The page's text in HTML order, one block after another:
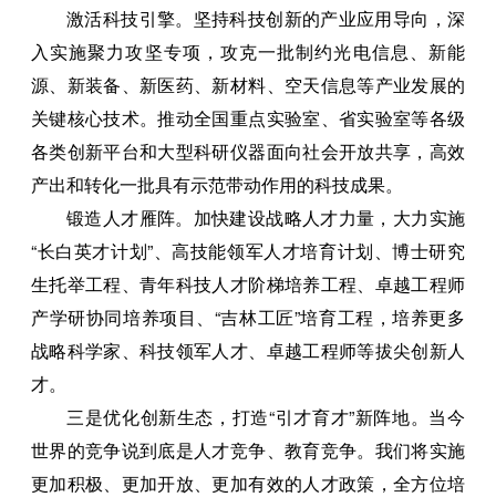
激活科技引擎。坚持科技创新的产业应用导向，深
入实施聚力攻坚专项，攻克一批制约光电信息、新能
源、新装备、新医药、新材料、空天信息等产业发展的
关键核心技术。推动全国重点实验室、省实验室等各级
各类创新平台和大型科研仪器面向社会开放共享，高效
产出和转化一批具有示范带动作用的科技成果。
锻造人才雁阵。加快建设战略人才力量，大力实施
“长白英才计划”、高技能领军人才培育计划、博士研究
生托举工程、青年科技人才阶梯培养工程、卓越工程师
产学研协同培养项目、“吉林工匠”培育工程，培养更多
战略科学家、科技领军人才、卓越工程师等拔尖创新人
才。
三是优化创新生态，打造“引才育才”新阵地。当今
世界的竞争说到底是人才竞争、教育竞争。我们将实施
更加积极、更加开放、更加有效的人才政策，全方位培